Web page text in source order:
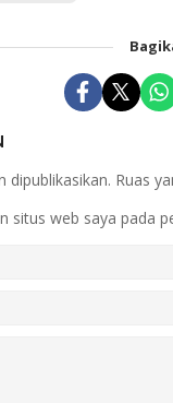
dipublikasikan. Ruas
situs web saya pada